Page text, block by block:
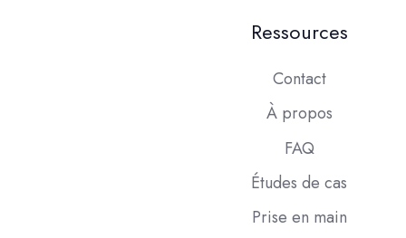
Ressources
Contact
À propos
FAQ
Études de cas
Prise en main